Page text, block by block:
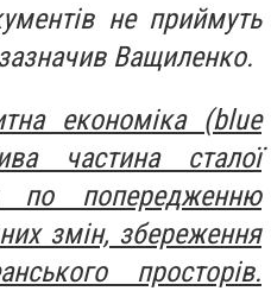
не приймуть
Ващиленко.
економіка (blue
частина сталої
по попередженню
змін, збереження
просторів.